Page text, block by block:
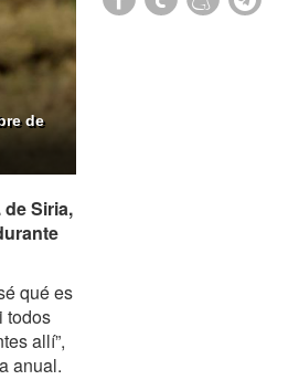
de
Siria,
qué es
todos
allí”,
anual.